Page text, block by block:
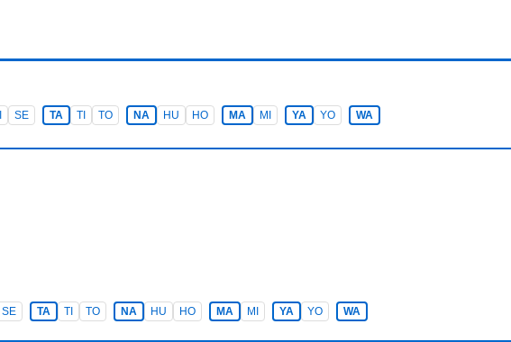
SE TA TI TO NA HU HO MA MI YA YO WA
SE TA TI TO NA HU HO MA MI YA YO WA